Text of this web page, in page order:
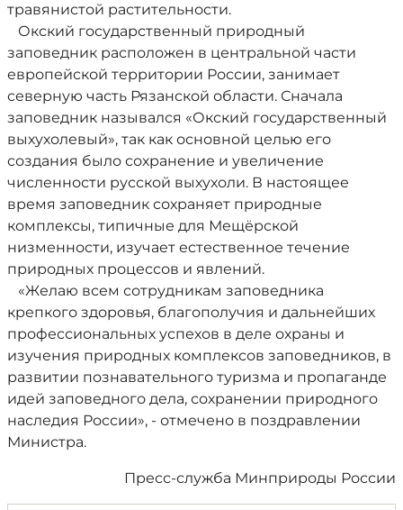
травянистой растительности.
Окский государственный природный
заповедник расположен в центральной части
европейской территории России, занимает
северную часть Рязанской области. Сначала
заповедник назывался «Окский государственный
выхухолевый», так как основной целью его
создания было сохранение и увеличение
численности русской выхухоли. В настоящее
время заповедник сохраняет природные
комплексы, типичные для Мещёрской
низменности, изучает естественное течение
природных процессов и явлений.
«Желаю всем сотрудникам заповедника
крепкого здоровья, благополучия и дальнейших
профессиональных успехов в деле охраны и
изучения природных комплексов заповедников, в
развитии познавательного туризма и пропаганде
идей заповедного дела, сохранении природного
наследия России», - отмечено в поздравлении
Министра.
Пресс-служба Минприроды России